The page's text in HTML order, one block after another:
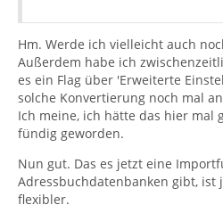
Hm. Werde ich vielleicht auch
Außerdem habe ich
es ein Flag über 'Erweiterte
solche Konvertierung noch mal
Ich meine, ich hätte das hier mal
fündig geworden.
Nun gut. Das es jetzt eine
Adressbuchdatenbanken gibt, ist
flexibler.